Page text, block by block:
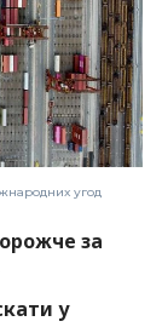
угод
за
у